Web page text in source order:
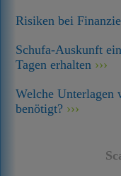
Risiken bei
Schufa-Auskunft
Tagen erhalten
Welche Unterlagen
benötigt?